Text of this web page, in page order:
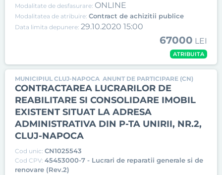
Modalitate de desfasurare: ONLINE
Modalitatea de atribuire: Contract de achizitii publice
Data limita depunere: 29.10.2020 15:00
67000 LEI
ATRIBUITA
MUNICIPIUL CLUJ-NAPOCA ANUNT DE PARTICIPARE (CN)
CONTRACTAREA LUCRARILOR DE
REABILITARE SI CONSOLIDARE IMOBIL
EXISTENT SITUAT LA ADRESA
ADMINISTRATIVA DIN P-TA UNIRII, NR.2,
CLUJ-NAPOCA
Cod unic: CN1025543
Cod CPV: 45453000-7 - Lucrari de reparatii generale si de
renovare (Rev.2)